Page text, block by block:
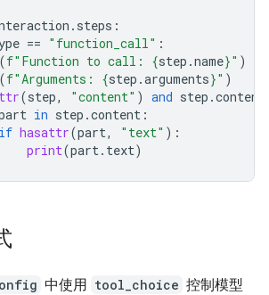
. steps :
== "function_call" :
(f"Function to call: {step .name}" )
(f"Arguments: {step .arguments}" )
(step, "content" ) and step .content
in step .content :
if hasattr(part, "text" ):
print(part. text)
中使用 tool_choice 控制模型